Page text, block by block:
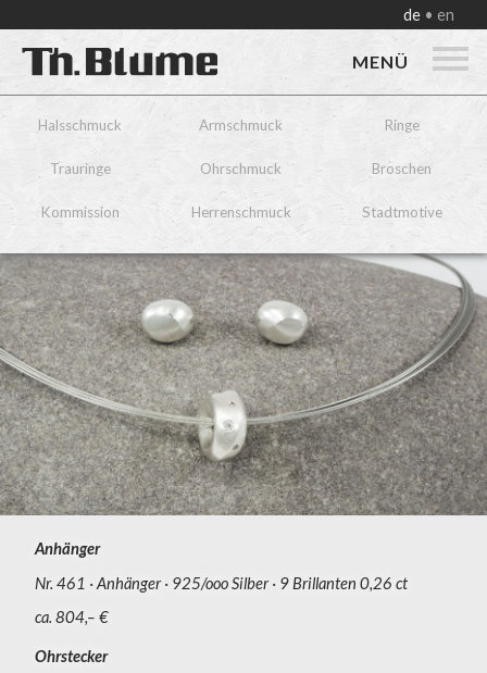
de en
MENÜ
Halsschmuck Armschmuck Ringe
Trauringe Ohrschmuck Broschen
Kommission Herrenschmuck Stadtmotive
Anhänger
Nr. 461
Anhänger 925/ooo Silber
9 Brillanten 0,26 ct
ca. 804,– €
Ohrstecker